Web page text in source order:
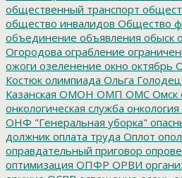
общественный транспорт
общество инвалидов Общество
объединение объявления обыск
Огородова ограбление
ожоги озеленение окно октябрь
Костюк олимпиада Ольга Голодец
Казанская ОМОН ОМП ОМС Омск
онкологическая служба онкология
ОНФ "Генеральная уборка"
должник оплата труда Оплот
оправдательный приговор
оптимизация ОПФР ОРВИ